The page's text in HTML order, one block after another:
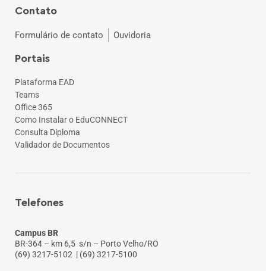
Contato
Formulário de contato Ouvidoria
Portais
Plataforma EAD
Teams
Office 365
Como Instalar o EduCONNECT
Consulta Diploma
Validador de Documentos
Telefones
Campus BR
BR-364 – km 6,5 s/n – Porto Velho/RO
(69) 3217-5102 | (69) 3217-5100